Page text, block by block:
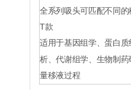
全系列吸头可匹配不同
T款
适用于基因组学、蛋白
析、代谢组学、生物制
量移液过程